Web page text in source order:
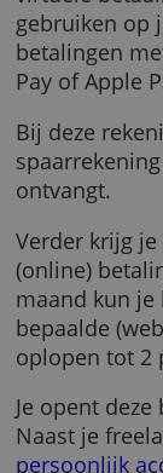
Bij deze
Visa. Extra
virtuele
gebruiken
betalingen
Pay of
Bij deze
ontvangt.
Verder krijg
(online)